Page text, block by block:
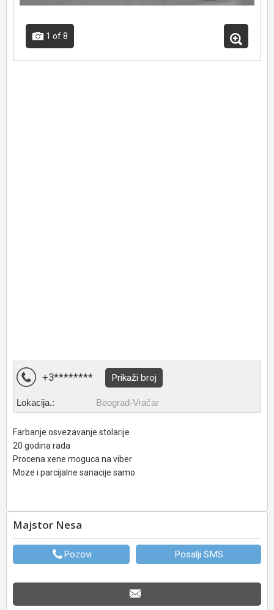
1 of 8
+3******** Prikaži broj
Lokacija.: Beograd-Vračar
Farbanje osvezavanje stolarije
20 godina rada
Procena xene moguca na viber
Moze i parcijalne sanacije samo
Majstor Nesa
Pozovi Posalji SMS